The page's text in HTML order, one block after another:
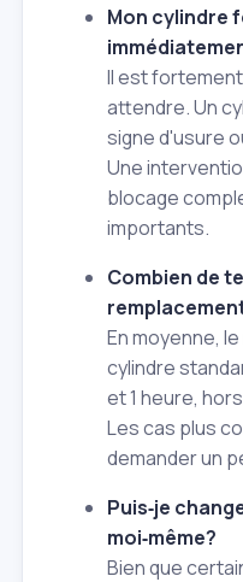
Mon cylindre
Il est
attendre. Un
signe d'usure
Une
blocage
importants.
Combien de
En moyenne,
cylindre
et 1 heure,
Les cas plus
demander un
Puis‑je
moi‑même?
Bien que